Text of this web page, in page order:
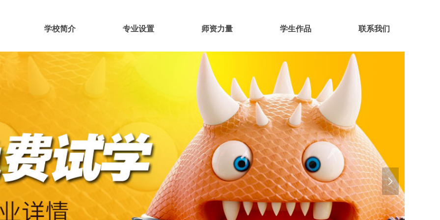
넲
学校简介 专业设置 师资力量 学生作品 联系我们